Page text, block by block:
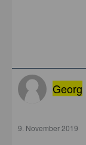
Georg
9. November 2019